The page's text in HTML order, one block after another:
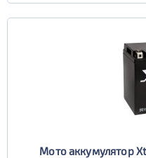
Мото аккумулятор